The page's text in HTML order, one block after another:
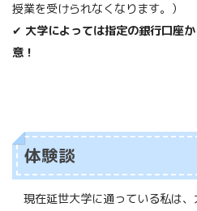
授業を受けられなくなります。）
✔ 大学によっては指定の銀行口座
意！
体験談
現在延世大学に通っている私は